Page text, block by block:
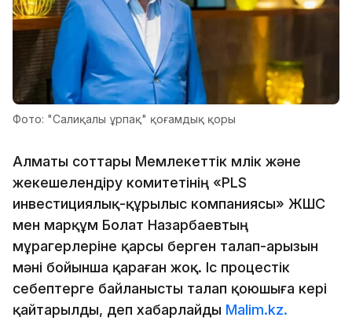
Фото: "Салиқалы ұрпақ" қоғамдық қоры
Алматы соттары Мемлекеттік мүлік және
жекешелендіру комитетінің «PLS
инвестициялық-құрылыс компаниясы» ЖШС
мен марқұм Болат Назарбаевтың
мұрагерлеріне қарсы берген талап-арызын
мәні бойынша қараған жоқ. Іс процестік
себептерге байланысты талап қоюшыға кері
қайтарылды, деп хабарлайды Malim.kz.